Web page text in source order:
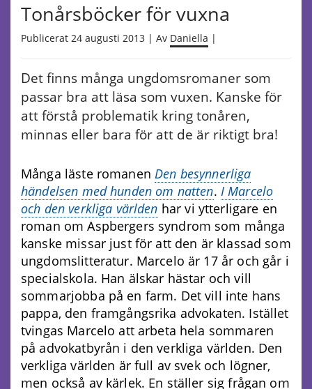
Tonårsböcker för vuxna
Publicerat 24 augusti 2013 | Av Daniella |
Det finns många ungdomsromaner som
passar bra att läsa som vuxen. Kanske för
att förstå problematik kring tonåren,
minnas eller bara för att de är riktigt bra!
Många läste romanen Den besynnerliga
händelsen med hunden om natten. I Marcelo
och den verkliga världen har vi ytterligare en
roman om Aspbergers syndrom som många
kanske missar just för att den är klassad som
ungdomslitteratur. Marcelo är 17 år och går i
specialskola. Han älskar hästar och vill
sommarjobba på en farm. Det vill inte hans
pappa, den framgångsrika advokaten. Istället
tvingas Marcelo att arbeta hela sommaren
på advokatbyrån i den verkliga världen. Den
verkliga världen är full av svek och lögner,
men också av kärlek. En ställer sig frågan om